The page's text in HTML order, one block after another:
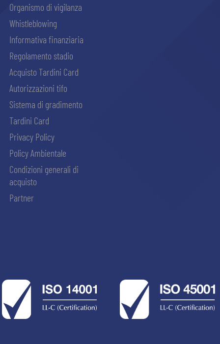
Organismo di vigilanza
Whistleblowing
Informativa finanziaria
Regolamento stadio
Acquisto Tardini Card
Autorizzazioni tifo
Sistema di gradimento
Tardini Card
Privacy Policy
Policy Ambientale
Condizioni generali di
acquisto
Partner